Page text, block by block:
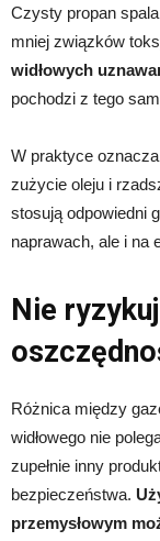
Czysty propan
mniej związków
widłowych
pochodzi z tego
W praktyce
zużycie oleju i
stosują odpowiedni
naprawach, ale i na
Nie
Różnica między
widłowego nie
zupełnie inny
bezpieczeństwa.
przemysłowym